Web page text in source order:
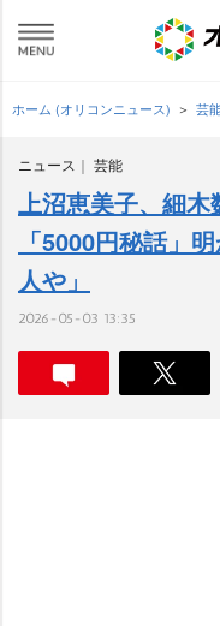
ホーム (オリコンニュース) 芸
ニュース 芸能
上沼恵美子、細
「5000円秘話」
人や」
2026-05-03 13:35